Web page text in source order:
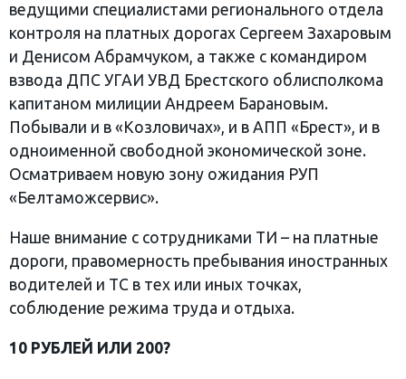
ведущими специалистами регионального отдела
контроля на платных дорогах Сергеем Захаровым
и Денисом Абрамчуком, а также с командиром
взвода ДПС УГАИ УВД Брестского облисполкома
капитаном милиции Андреем Барановым.
Побывали и в «Козловичах», и в АПП «Брест», и в
одноименной свободной экономической зоне.
Осматриваем новую зону ожидания РУП
«Белтаможсервис».
Наше внимание с сотрудниками ТИ – на платные
дороги, правомерность пребывания иностранных
водителей и ТС в тех или иных точках,
соблюдение режима труда и отдыха.
10 РУБЛЕЙ ИЛИ 200?